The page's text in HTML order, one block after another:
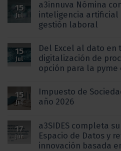
15
Jul
a3innuva Nómina
inteligencia artificial
gestión laboral
15
Jul
Del Excel al dato
digitalización de
opción para la pyme
15
Jul
Impuesto de
año 2026
17
Jun
a3SIDES completa
Espacio de Datos y
innovación basada